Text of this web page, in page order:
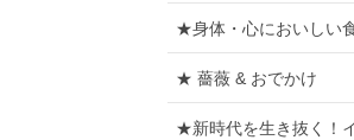
★身体・心においしい
★ 薔薇 & おでかけ
★新時代を生き抜く！